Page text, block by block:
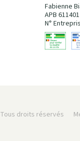
Fabienne
APB 611401
N°
Tous droits réservés